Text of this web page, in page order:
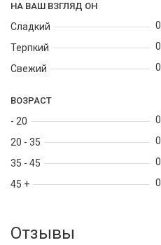
НА ВАШ ВЗГЛЯД ОН
Сладкий
Терпкий
Свежий
0
0
0
ВОЗРАСТ
- 20
20 - 35
35 - 45
45 +
0
0
0
0
Отзывы